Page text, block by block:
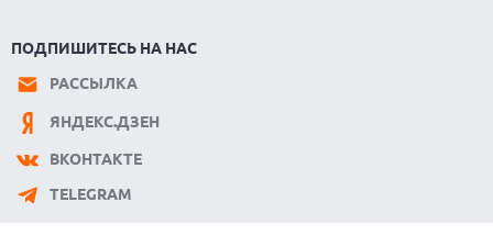
ПОДПИШИТЕСЬ НА НАС
РАССЫЛКА
ЯНДЕКС.ДЗЕН
ВКОНТАКТЕ
TELEGRAM